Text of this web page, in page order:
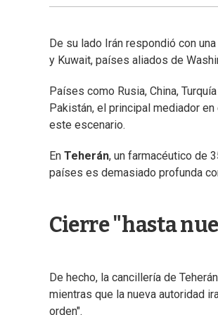
De su lado Irán respondió con
y Kuwait, países aliados de
Países como Rusia, China,
Pakistán, el principal mediador
este escenario.
En Teherán, un farmacéutico de
países es demasiado profunda
Cierre "hasta
De hecho, la cancillería de
mientras que la nueva autoridad
orden".